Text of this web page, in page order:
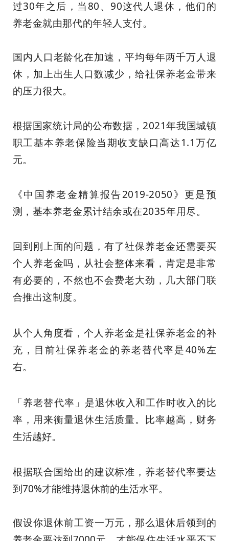
过30年之后，当80、90这代人退休，他们的
养老金就由那代的年轻人支付。
国内人口老龄化在加速，平均每年两千万人退
休，加上出生人口数减少，给社保养老金带来
的压力很大。
根据国家统计局的公布数据，2021年我国城镇
职工基本养老保险当期收支缺口高达1.1万亿
元。
《中国养老金精算报告2019-2050》更是预
测，基本养老金累计结余或在2035年用尽。
回到刚上面的问题，有了社保养老金还需要买
个人养老金吗，从社会整体来看，肯定是非常
有必要的，不然也不会费老大劲，几大部门联
合推出这制度。
从个人角度看，个人养老金是社保养老金的补
充，目前社保养老金的养老替代率是40%左
右。
「养老替代率 」是退休收入和工作时收入的比
率，用来衡量退休生活质量。比率越高，财务
生活越好。
根据联合国给出的建议标准，养老替代率要达
到70%才能维持退休前的生活水平。
假设你退休前工资一万元，那么退休后领到的